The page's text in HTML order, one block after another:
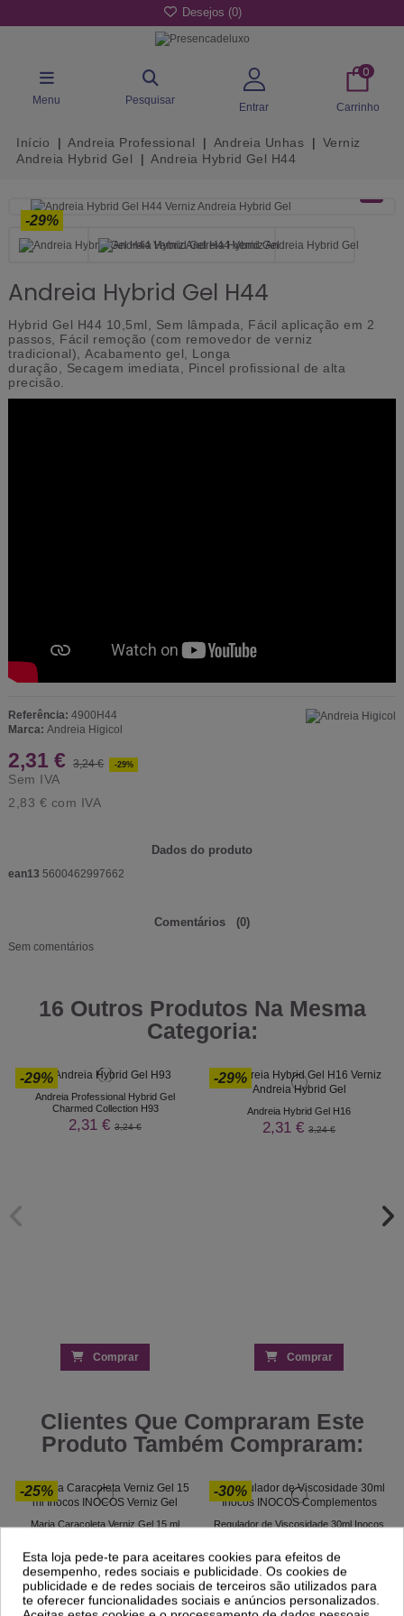
Desejos (0)
Menu Pesquisar
Entrar
0
Carrinho
Início Andreia Professional Andreia Unhas
Verniz
Andreia Hybrid Gel
Andreia Hybrid Gel H44
-29%
Andreia Hybrid Gel H44
Hybrid Gel H44 10,5ml, Sem lâmpada, Fácil aplicação em 2
passos, Fácil remoção (com removedor de verniz
tradicional), Acabamento gel, Longa
duração, Secagem imediata, Pincel profissional de alta
precisão.
Referência: 4900H44
Marca: Andreia Higicol
2,31 € 3,24 € -29%
Sem IVA
2,83 € com IVA
Dados do produto
ean13 5600462997662
Comentários (0)
Sem comentários
16 Outros Produtos Na Mesma
Categoria:
-29%
Andreia Professional Hybrid Gel
Charmed Collection H93
2,31 € 3,24 €
Comprar
-29%
Andreia Hybrid Gel H16
2,31 € 3,24 €
Comprar
Clientes Que Compraram Este
Produto Também Compraram:
-25%
Maria Caracoleta Verniz Gel 15 ml
7,20 €9,59 €
-30%
Regulador de Viscosidade 30ml Inocos
Esta loja pede-te para aceitares cookies para efeitos de
desempenho, redes sociais e publicidade. Os cookies de
publicidade e de redes sociais de terceiros são utilizados para
te oferecer funcionalidades sociais e anúncios personalizados.